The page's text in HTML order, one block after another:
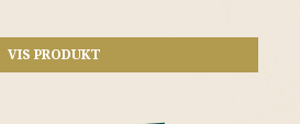
VIS PRODUKT